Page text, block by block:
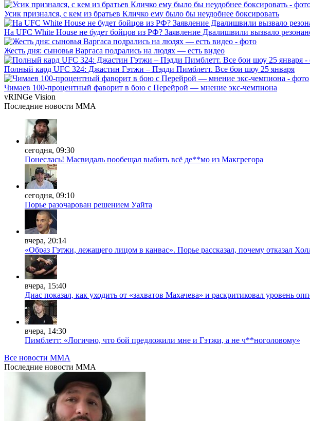
Усик признался, с кем из братьев Кличко ему было бы неудобнее боксировать
На UFC White House не будет бойцов из РФ? Заявление Двалишвили вызвало
Жесть дня: сыновья Варгаса подрались на людях — есть видео
Полный кард UFC 324: Джастин Гэтжи – Пэдди Пимблетт. Все бои шоу 25 января
Чимаев 100-процентный фаворит в бою с Перейрой — мнение экс-чемпиона
vRINGe Vision
Последние новости MMA
сегодня, 09:30
Понеслась! Масвидаль пообещал выбить всё де**мо из Макгрегора
сегодня, 09:10
Порье разочарован решением Уайта
вчера, 20:14
«Образ Гэтжи, лежащего лицом в канвас». Порье рассказал, почему отказал
вчера, 15:40
Диас показал, как уходить от «захватов Махачева» и раскритиковал уровень
вчера, 14:30
Пимблетт: «Логично, что бой предложили мне и Гэтжи, а не ч**ноголовому»
Все новости MMA
Последние новости MMA